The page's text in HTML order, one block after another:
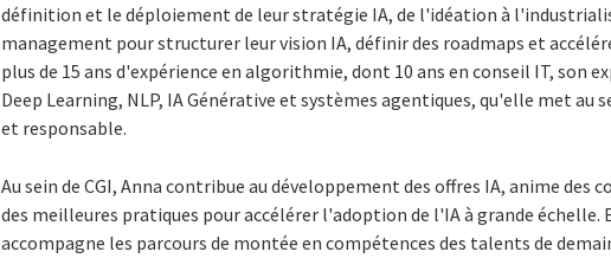
définition et le déploiement de leur stratégie IA, de l'idéation à
management pour structurer leur vision IA, définir des roadmaps et
plus de 15 ans d'expérience en algorithmie, dont 10 ans en conseil IT, son
Deep Learning, NLP, IA Générative et systèmes agentiques, qu'elle met
et responsable.
Au sein de CGI, Anna contribue au développement des offres IA, anime
des meilleures pratiques pour accélérer l'adoption de l'IA à grande échelle.
accompagne les parcours de montée en compétences des talents de